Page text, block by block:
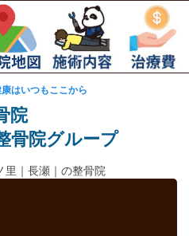
はいつもここから
グループ
里｜長瀬｜の整骨院